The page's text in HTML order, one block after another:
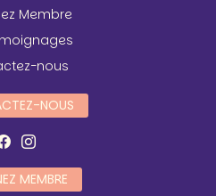
Membre
nous
NOUS
MEMBRE